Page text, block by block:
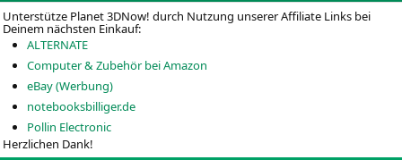
Unterstütze Planet 3DNow! durch Nutzung unserer Affiliate Links bei
Deinem nächsten Einkauf:
ALTERNATE
Computer & Zubehör bei Amazon
eBay (Werbung)
notebooksbilliger.de
Pollin Electronic
Herzlichen Dank!